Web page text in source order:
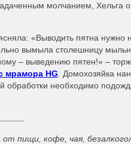
молчанием, Хельга
«Выводить пятна нужно
вымыла столешницу
– выведению пятен!» –
мрамора HG . Домохозяйка
обработки необходимо
пищи, кофе, чая,